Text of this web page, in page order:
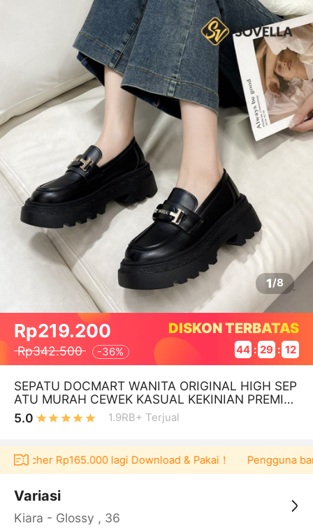
1/8
Rp219.200
Rp342.500 -36%
DISKON TERBATAS
44 : 29 : 11
SEPATU DOCMART WANITA ORIGINAL HIGH SEP
ATU MURAH CEWEK KASUAL KEKINIAN PREMIU
M TERLARIS
5.0 1.9RB+ Terjual
Rp165.000 lagi Download & Pakai！ Pengguna baru
Variasi
Kiara - Glossy , 36